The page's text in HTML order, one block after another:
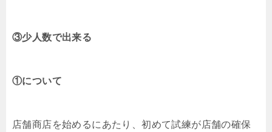
③少人数で出来る
①について
店舗商店を始めるにあたり、初めて試練が店舗の確保